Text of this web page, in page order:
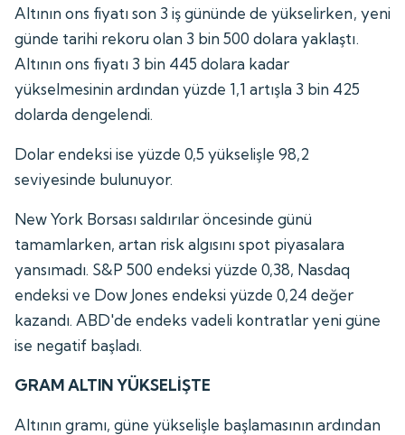
Altının ons fiyatı son 3 iş gününde de yükselirken, yeni
günde tarihi rekoru olan 3 bin 500 dolara yaklaştı.
Altının ons fiyatı 3 bin 445 dolara kadar
yükselmesinin ardından yüzde 1,1 artışla 3 bin 425
dolarda dengelendi.
Dolar endeksi ise yüzde 0,5 yükselişle 98,2
seviyesinde bulunuyor.
New York Borsası saldırılar öncesinde günü
tamamlarken, artan risk algısını spot piyasalara
yansımadı. S&P 500 endeksi yüzde 0,38, Nasdaq
endeksi ve Dow Jones endeksi yüzde 0,24 değer
kazandı. ABD'de endeks vadeli kontratlar yeni güne
ise negatif başladı.
GRAM ALTIN YÜKSELİŞTE
Altının gramı, güne yükselişle başlamasının ardından